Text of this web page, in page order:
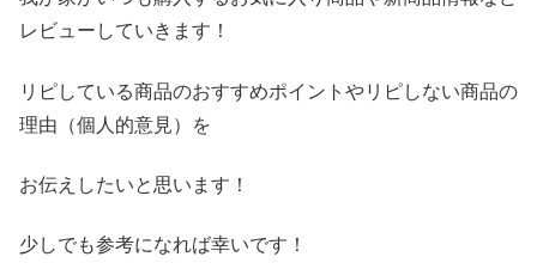
レビ ューしていきます！
リピしている商品のおすすめポイントやリピしない商品の
理由（個人的意見）を
お伝えしたいと思います！
少しでも参考になれば幸いです！